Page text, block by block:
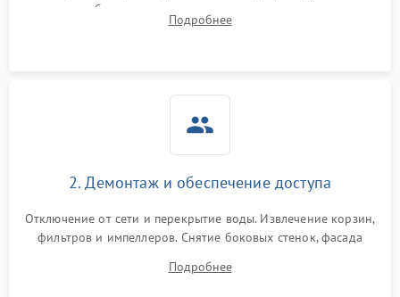
жалоб на отсутствие слива, нагрева, вращения
разбрызгивателей или срабатывание системы защиты
Подробнее
2. Демонтаж и обеспечение доступа
Отключение от сети и перекрытие воды. Извлечение корзин,
фильтров и импеллеров. Снятие боковых стенок, фасада
циркуляционному насосу, ТЭНу и сливной помпе.
Подробнее